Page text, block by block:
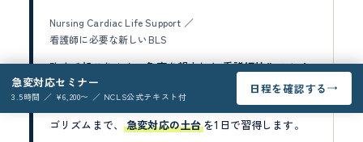
Nursing Cardiac Life Support ／
看護師に必要な新しいBLS
臨床で起こりやすい急変を想定した看護師特化のシミ
ュレーション研修。
eラーニング(事前学習)+実技で、
ABCDE評価・CPR/AED・呼吸管理(BVM)・心停止アル
ゴリズムまで、急変対応の土台 を1日で習得します。
急変対応セミナー
3.5時間 ／ ¥6,200〜 ／ NCLS公式テキスト付 日程を確認する→